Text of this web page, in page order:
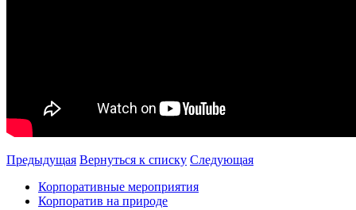
Предыдущая Вернуться к списку Следующая
Корпоративные мероприятия
Корпоратив на природе